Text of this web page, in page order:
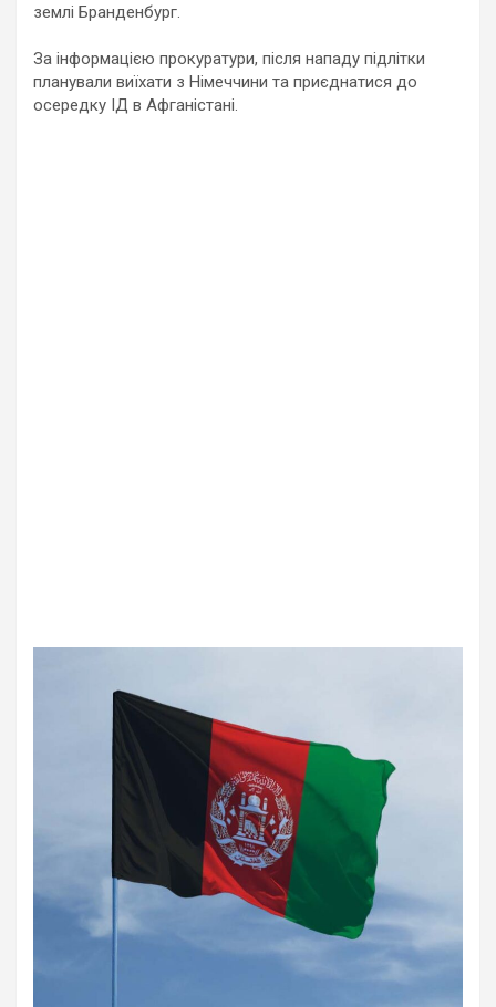
землі Бранденбург.
За інформацією прокуратури, після нападу підлітки
планували виїхати з Німеччини та приєднатися до
осередку ІД в Афганістані.